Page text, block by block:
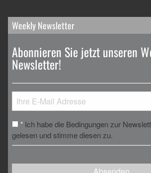
Weekly Newsletter
Abonnieren Sie jetzt unseren
Newsletter!
* Ich habe die Bedingungen zur
gelesen und stimme diesen zu.